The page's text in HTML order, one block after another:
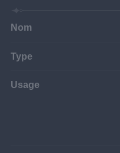
Nom
Type
Usage